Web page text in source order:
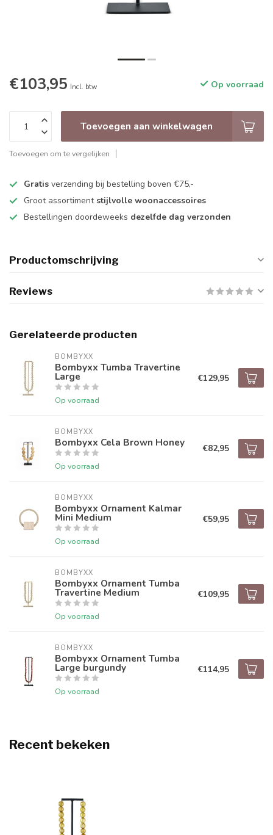
€103,95 Incl. btw Op voorraad
Toevoegen aan winkelwagen
Toevoegen om te vergelijken
Gratis verzending bij bestelling boven €75,-
Groot assortiment stijlvolle woonaccessoires
Bestellingen doordeweeks dezelfde dag verzonden
Productomschrijving
Reviews
Gerelateerde producten
BOMBYXX
Bombyxx Tumba Travertine
Large
Op voorraad
€129,95
BOMBYXX
Bombyxx Cela Brown Honey
Op voorraad
€82,95
BOMBYXX
Bombyxx Ornament Kalmar
Mini Medium
Op voorraad
€59,95
BOMBYXX
Bombyxx Ornament Tumba
Travertine Medium
Op voorraad
€109,95
BOMBYXX
Bombyxx Ornament Tumba
Large burgundy
Op voorraad
€114,95
Recent bekeken